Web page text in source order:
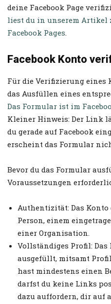
deine Facebook Page
liest du in unserem Artikel
Facebook Pages.
Facebook Konto
Für die Verifizierung eines
das Ausfüllen eines
Das Formular ist im
Kleiner Hinweis: Der Link
du gerade auf Facebook
erscheint das Formular
Bevor du das Formular
Voraussetzungen
Authentizität: Das
Person, einem
einer Organisation.
Vollständiges Profil:
ausgefüllt, mitsamt
hast mindestens einen
darfst du keine Links
dazu auffordern, dir auf